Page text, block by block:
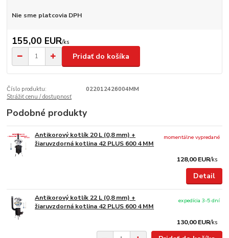
Nie sme platcovia DPH
155,00 EUR/ks
Pridať do košíka
Číslo produktu:
022012426004MM
Strážiť cenu / dostupnosť
Podobné produkty
Antikorový kotlík 20 L (0,8 mm) +
žiaruvzdorná kotlina 42 PLUS 600 4 MM
128,00 EUR/ks
momentálne vypredané
Detail
Antikorový kotlík 22 L (0,8 mm) +
žiaruvzdorná kotlina 42 PLUS 600 4 MM
130,00 EUR/ks
expedícia 3-5 dní